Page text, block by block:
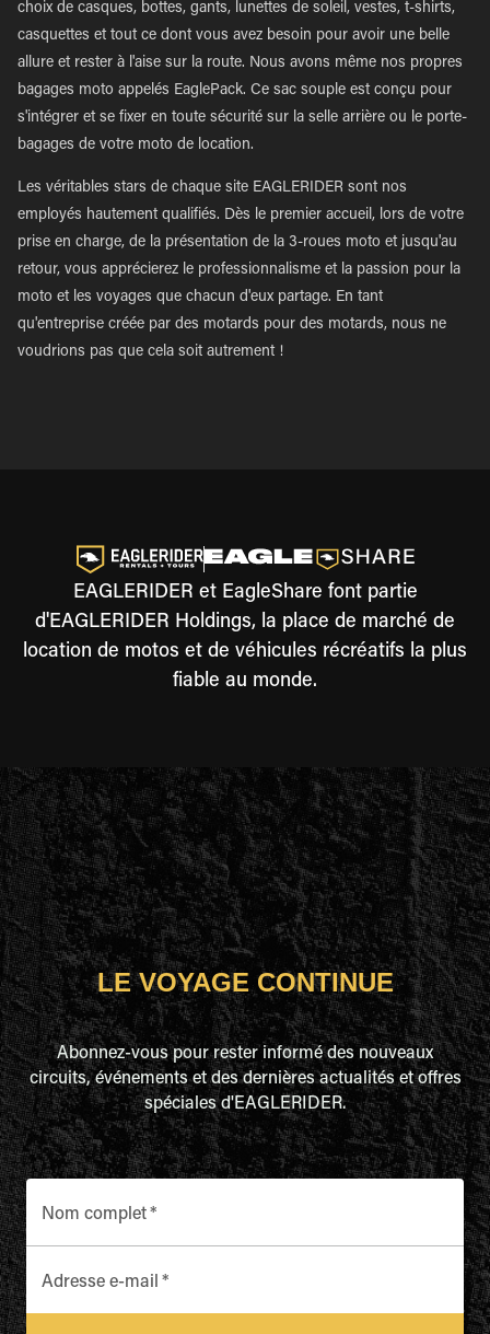
choix de casques, bottes, gants, lunettes de soleil, vestes, t-shirts,
casquettes et tout ce dont vous avez besoin pour avoir une belle
allure et rester à l'aise sur la route. Nous avons même nos propres
bagages moto appelés EaglePack. Ce sac souple est conçu pour
s'intégrer et se fixer en toute sécurité sur la selle arrière ou le porte-
bagages de votre moto de location.
Les véritables stars de chaque site EAGLERIDER sont nos
employés hautement qualifiés. Dès le premier accueil, lors de votre
prise en charge, de la présentation de la 3-roues moto et jusqu'au
retour, vous apprécierez le professionnalisme et la passion pour la
moto et les voyages que chacun d'eux partage. En tant
qu'entreprise créée par des motards pour des motards, nous ne
voudrions pas que cela soit autrement !
EAGLERIDER et EagleShare font partie
d'EAGLERIDER Holdings, la place de marché de
location de motos et de véhicules récréatifs la plus
fiable au monde.
LE VOYAGE CONTINUE
Abonnez-vous pour rester informé des nouveaux
circuits, événements et des dernières actualités et offres
spéciales d'EAGLERIDER.
Nom complet*
Adresse e-mail *